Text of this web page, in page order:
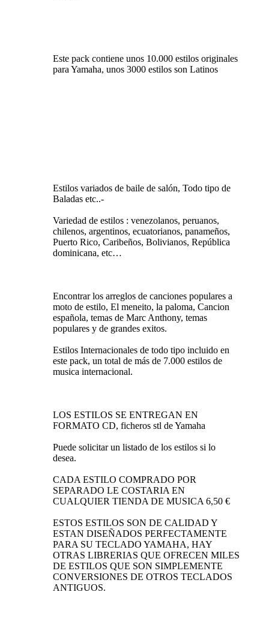
Este pack contiene unos 10.000 estilos originales
para Yamaha, unos 3000 estilos son Latinos
Estilos variados de baile de salón, Todo tipo de
Baladas etc..-
Variedad de estilos : venezolanos, peruanos,
chilenos, argentinos, ecuatorianos, panameños,
Puerto Rico, Caribeños, Bolivianos, República
dominicana, etc…
Encontrar los arreglos de canciones populares a
moto de estilo, El meneito, la paloma, Cancion
española, temas de Marc Anthony, temas
populares y de grandes exitos.
Estilos Internacionales de todo tipo incluido en
este pack, un total de más de 7.000 estilos de
musica internacional.
LOS ESTILOS SE ENTREGAN EN
FORMATO CD, ficheros stl de Yamaha
Puede solicitar un listado de los estilos si lo
desea.
CADA ESTILO COMPRADO POR
SEPARADO LE COSTARIA EN
CUALQUIER TIENDA DE MUSICA 6,50 €
ESTOS ESTILOS SON DE CALIDAD Y
ESTAN DISEÑADOS PERFECTAMENTE
PARA SU TECLADO YAMAHA, HAY
OTRAS LIBRERIAS QUE OFRECEN MILES
DE ESTILOS QUE SON SIMPLEMENTE
CONVERSIONES DE OTROS TECLADOS
ANTIGUOS.